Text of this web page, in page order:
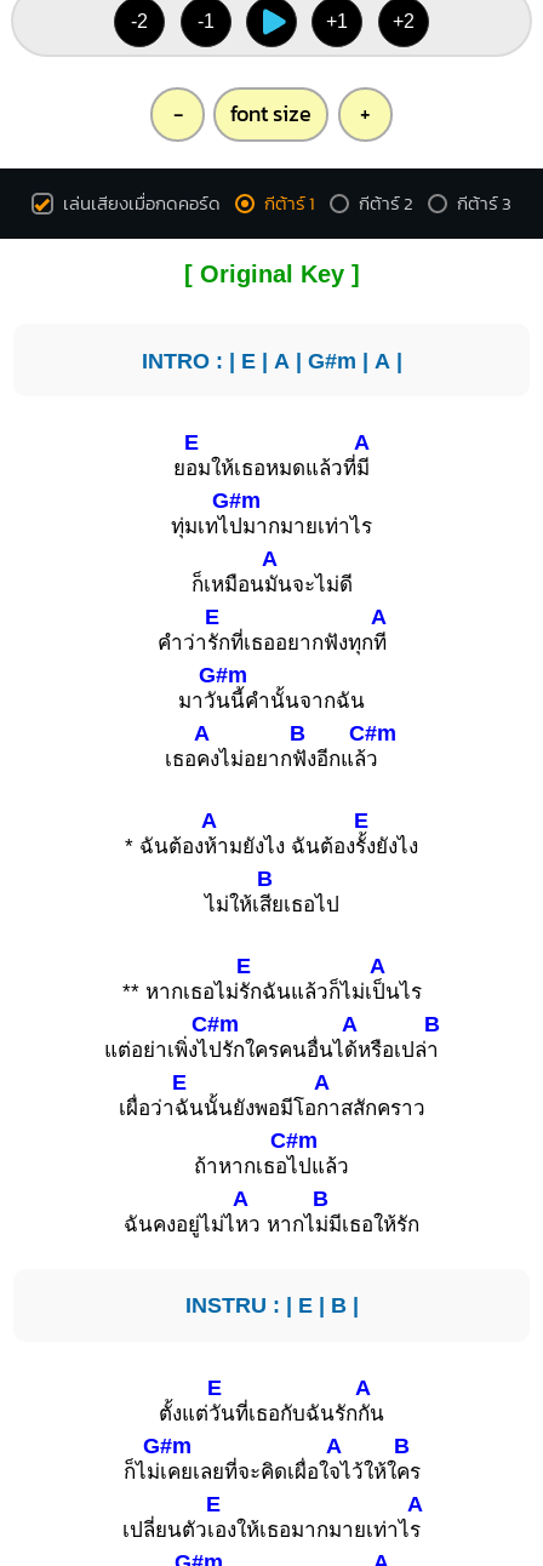
-2 -1 +1 +2
- font size +
เล่นเสียงเมื่อกดคอร์ด กีต้าร์ 1 กีต้าร์ 2 กีต้าร์ 3
[ Original Key ]
INTRO : | E| A | G#m | A |
ย
E
อมให้เธอหมดแล้วที่
A
มี
ทุ่มเทไ
G#m
ปมากมายเท่าไร
ก็เหมือน
A
มันจะไม่ดี
คำว่า
E
รักที่เธออยากฟังทุก
A
ที
มาวั
G#m
นนี้คำนั้นจากฉัน
เธอ
A
คงไม่อยาก
B
ฟังอีกแล้
C#m
ว
* ฉันต้อง
A
ห้ามยังไง ฉันต้อง
E
รั้งยังไง
ไม่ให้เ
B
สียเธอไป
** หากเธอไม่
E
รักฉันแล้วก็ไม่เ
A
ป็นไร
แต่อย่าเพิ่งไ
C#m
ปรักใครคนอื่นไ
A
ด้หรือเปล่
B
า
เผื่อว่า
E
ฉันนั้นยังพอมีโอ
A
กาสสักคราว
ถ้าหากเธอ
C#m
ไปแล้ว
ฉันคงอยู่ไม่ไ
A
หว หากไ
B
ม่มีเธอให้รัก
INSTRU : | E| B|
ตั้งแต่
E
วันที่เธอกับฉันรัก
A
กัน
ก็ไม่
G#m
เคยเลยที่จะคิดเผื่อใ
A
จไว้ให้ใ
B
คร
เปลี่ยนตัว
E
เองให้เธอมากมายเท่าไ
A
ร